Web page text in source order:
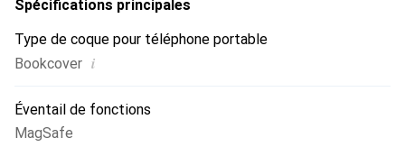
Spécifications principales
Type de coque pour téléphone portable
Bookcover i
Éventail de fonctions
MagSafe